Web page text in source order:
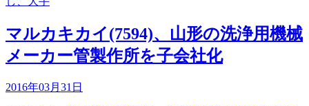
マルカキカイ(7594)、山形の洗浄用機械
メーカー管製作所を子会社化
2016年03月31日